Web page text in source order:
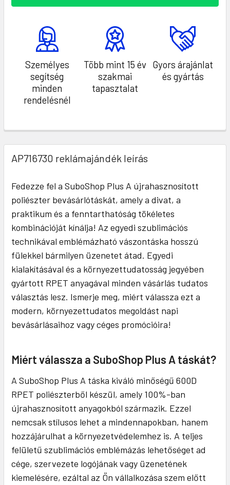
Személyes
segítség
minden
rendelésnél
Több mint 15 év
szakmai
tapasztalat
Gyors árajánlat
és gyártás
AP716730 reklámajándék leírás
Fedezze fel a SuboShop Plus A újrahasznosított
poliészter bevásárlótáskát, amely a divat, a
praktikum és a fenntarthatóság tökéletes
kombinációját kínálja! Az egyedi szublimációs
technikával emblémázható vászontáska hosszú
fülekkel bármilyen üzenetet átad. Egyedi
kialakításával és a környezettudatosság jegyében
gyártott RPET anyagával minden vásárlás tudatos
választás lesz. Ismerje meg, miért válassza ezt a
modern, környezettudatos megoldást napi
bevásárlásaihoz vagy céges promócióira!
Miért válassza a SuboShop Plus A táskát?
A SuboShop Plus A táska kiváló minőségű 600D
RPET poliészterből készül, amely 100%-ban
újrahasznosított anyagokból származik. Ezzel
nemcsak stílusos lehet a mindennapokban, hanem
hozzájárulhat a környezetvédelemhez is. A teljes
felületű szublimációs emblémázás lehetőséget ad
cége, szervezete logójának vagy üzenetének
kiemelésére, ezáltal az Ön vállalkozása szem előtt